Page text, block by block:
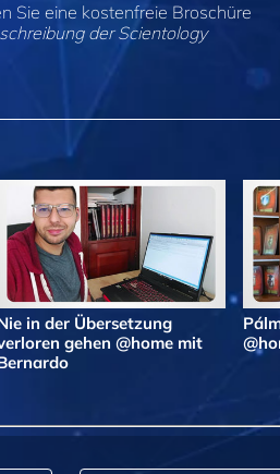
Sie eine kostenfreie Broschüre
der Scientology
in der Übersetzung
gehen @home mit